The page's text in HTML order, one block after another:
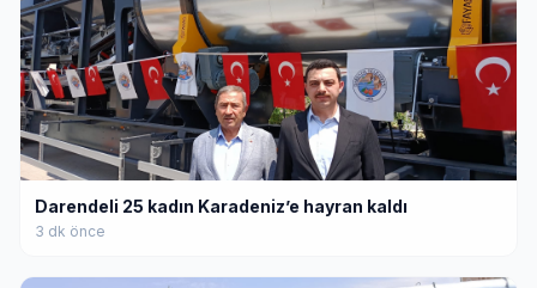
Darendeli 25 kadın Karadeniz’e hayran kaldı
3 dk önce